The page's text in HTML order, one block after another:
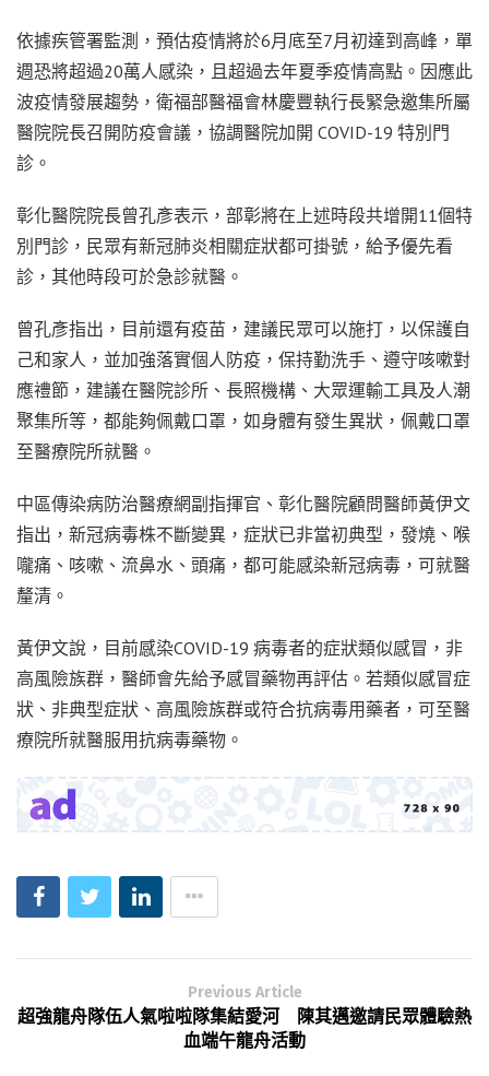
依據疾管署監測，預估疫情將於6月底至7月初達到高峰，單
週恐將超過20萬人感染，且超過去年夏季疫情高點。因應此
波疫情發展趨勢，衛福部醫福會林慶豐執行長緊急邀集所屬
醫院院長召開防疫會議，協調醫院加開 COVID-19 特別門
診。
彰化醫院院長曾孔彥表示，部彰將在上述時段共增開11個特
別門診，民眾有新冠肺炎相關症狀都可掛號，給予優先看
診，其他時段可於急診就醫。
曾孔彥指出，目前還有疫苗，建議民眾可以施打，以保護自
己和家人，並加強落實個人防疫，保持勤洗手、遵守咳嗽對
應禮節，建議在醫院診所、長照機構、大眾運輸工具及人潮
聚集所等，都能夠佩戴口罩，如身體有發生異狀，佩戴口罩
至醫療院所就醫。
中區傳染病防治醫療網副指揮官、彰化醫院顧問醫師黃伊文
指出，新冠病毒株不斷變異，症狀已非當初典型，發燒、喉
嚨痛、咳嗽、流鼻水、頭痛，都可能感染新冠病毒，可就醫
釐清。
黃伊文說，目前感染COVID-19 病毒者的症狀類似感冒，非
高風險族群，醫師會先給予感冒藥物再評估。若類似感冒症
狀、非典型症狀、高風險族群或符合抗病毒用藥者，可至醫
療院所就醫服用抗病毒藥物。
Previous Article
超強龍舟隊伍人氣啦啦隊集結愛河 陳其邁邀請民眾體驗熱
血端午龍舟活動